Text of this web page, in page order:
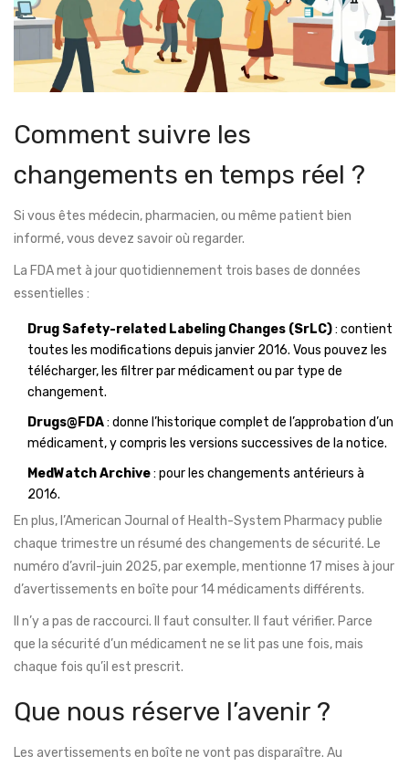
Comment suivre les
changements en temps réel ?
Si vous êtes médecin, pharmacien, ou même patient bien
informé, vous devez savoir où regarder.
La FDA met à jour quotidiennement trois bases de données
essentielles :
Drug Safety-related Labeling Changes (SrLC): contient
toutes les modifications depuis janvier 2016. Vous pouvez les
télécharger, les filtrer par médicament ou par type de
changement.
Drugs@FDA: donne l’historique complet de l’approbation d’un
médicament, y compris les versions successives de la notice.
MedWatch Archive: pour les changements antérieurs à
2016.
En plus, l’American Journal of Health-System Pharmacy publie
chaque trimestre un résumé des changements de sécurité. Le
numéro d’avril-juin 2025, par exemple, mentionne 17 mises à jour
d’avertissements en boîte pour 14 médicaments différents.
Il n’y a pas de raccourci. Il faut consulter. Il faut vérifier. Parce
que la sécurité d’un médicament ne se lit pas une fois, mais
chaque fois qu’il est prescrit.
Que nous réserve l’avenir ?
Les avertissements en boîte ne vont pas disparaître. Au